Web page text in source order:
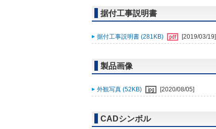
据付工事説明書
据付工事説明書 (281KB) [2019/03/19]
製品画像
外観写真 (52KB) [2020/08/05]
CADシンボル